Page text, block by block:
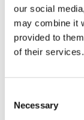
our social
may combine it
provided to
of their services.
Selection
Necessary
* Abstrakty
Abstrakty nie